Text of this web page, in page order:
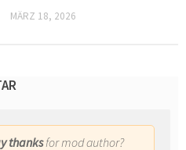
MÄRZ 18, 2026
thanksfor mod author?